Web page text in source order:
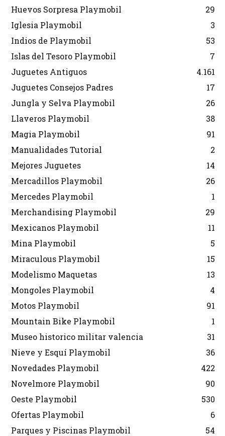
Huevos Sorpresa Playmobil
29
Iglesia Playmobil
3
Indios de Playmobil
53
Islas del Tesoro Playmobil
7
Juguetes Antiguos
4.161
Juguetes Consejos Padres
17
Jungla y Selva Playmobil
26
Llaveros Playmobil
38
Magia Playmobil
91
Manualidades Tutorial
2
Mejores Juguetes
14
Mercadillos Playmobil
26
Mercedes Playmobil
1
Merchandising Playmobil
29
Mexicanos Playmobil
11
Mina Playmobil
5
Miraculous Playmobil
15
Modelismo Maquetas
13
Mongoles Playmobil
4
Motos Playmobil
91
Mountain Bike Playmobil
1
Museo historico militar valencia
31
Nieve y Esquí Playmobil
36
Novedades Playmobil
422
Novelmore Playmobil
90
Oeste Playmobil
530
Ofertas Playmobil
6
Parques y Piscinas Playmobil
54